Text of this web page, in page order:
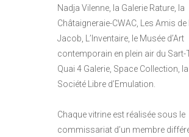
Nadja Vilenne, la Galerie Rature, la
Châtaigneraie-CWAC, Les Amis de
Jacob, L’Inventaire, le Musée d’Art
contemporain en plein air du Sart-
Quai 4 Galerie, Space Collection, la
Société Libre d’Emulation.
Chaque vitrine est réalisée sous le
commissariat d’un membre